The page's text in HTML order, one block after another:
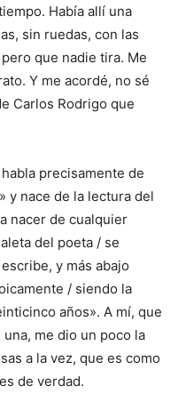
Había allí una
sin ruedas, con las
que nadie tira. Me
Y me acordé, no sé
Carlos Rodrigo que
precisamente de
y nace de la lectura del
nacer de cualquier
del poeta / se
y más abajo
/ siendo la
años». A mí, que
me dio un poco la
a la vez, que es como
de verdad.